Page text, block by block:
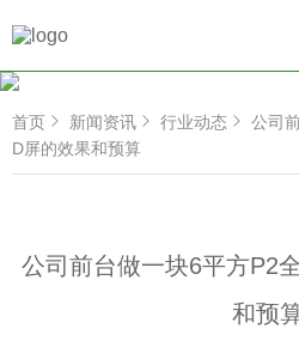
首页 新闻资讯 行业动态
公司
D屏的效果和预算
公司前台做一块6平方P2
和预